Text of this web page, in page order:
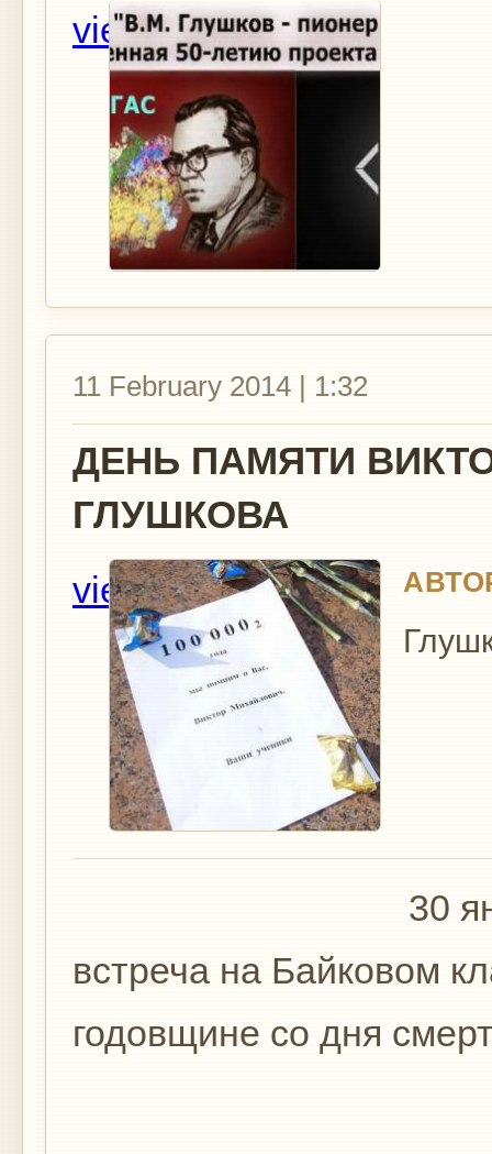
view
11 February 2014 | 1:32
ДЕНЬ ПАМЯТИ
ГЛУШКОВА
30 января
встреча на Байковом
годовщине со дня
view